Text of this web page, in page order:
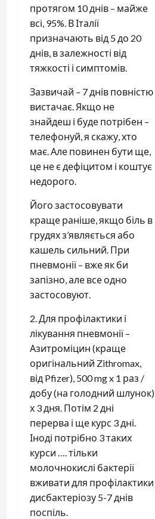
протягом 10 днів – майже
всі, 95%. В Італії
призначають від 5 до 20
днів, в залежності від
тяжкості і симптомів.
Зазвичай – 7 днів повністю
вистачає. Якщо не
знайдеш і буде потрібен –
телефонуй, я скажу, хто
має. Але повинен бути ще,
це не є дефіцитом і коштує
недорого.
Його застосовувати
краще раніше, якщо біль в
грудях з’являється або
кашель сильний. При
пневмонії – вже як би
запізно, але все одно
застосовуют.
2. Для профілактики і
лікування пневмонії –
Азитроміцин (краще
оригінальний Zithromax,
від Pfizer), 500 mg x 1 раз /
добу (на голодний шлунок)
х 3 дня. Потім 2 дні
перерва і ще курс 3 дні.
Іноді потрібно 3 таких
курси …. тільки
молочнокислі бактерії
вживати для профілактики
дисбактеріозу 5-7 днів
поспіль.